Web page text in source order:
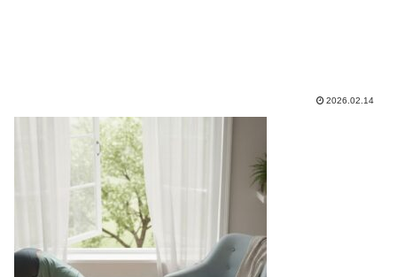
2026.02.14